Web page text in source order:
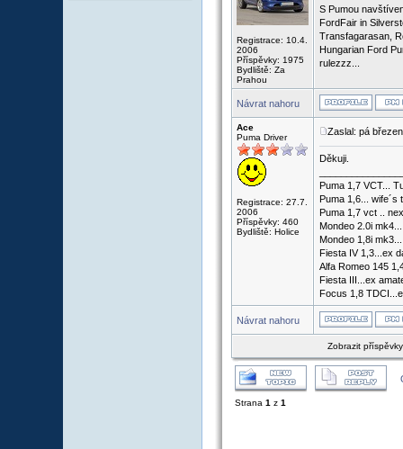
Registrace: 10.4.
2006
Příspěvky: 1975
Bydliště: Za
Prahou
S Pumou
FordFair in
Transfagarasan,
Hungarian Ford
rulezzz...
Návrat nahoru
Ace
Puma Driver
Registrace: 27.7.
2006
Příspěvky: 460
Bydliště: Holice
Zaslal: pá
Děkuji.
Puma 1,7 VCT...
Puma 1,6... wife´s
Puma 1,7 vct ..
Mondeo 2.0i
Mondeo 1,8i
Fiesta IV 1,3...ex
Alfa Romeo 145
Fiesta III...ex
Focus 1,8
Návrat nahoru
Zobrazit
Strana 1 z 1